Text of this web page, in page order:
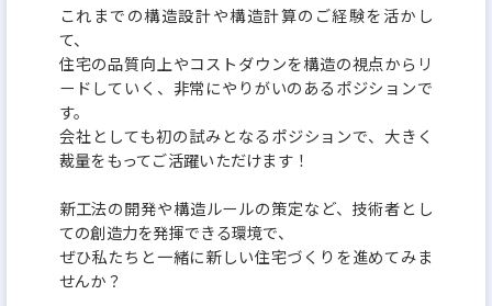
これまでの構造設計や構造計算のご経験を活かし
て、
住宅の品質向上やコストダウンを構造の視点からリ
ードしていく、非常にやりがいのあるポジションで
す。
会社としても初の試みとなるポジションで、大きく
裁量をもってご活躍いただけます！
新工法の開発や構造ルールの策定など、技術者とし
ての創造力を発揮できる環境で、
ぜひ私たちと一緒に新しい住宅づくりを進めてみま
せんか？